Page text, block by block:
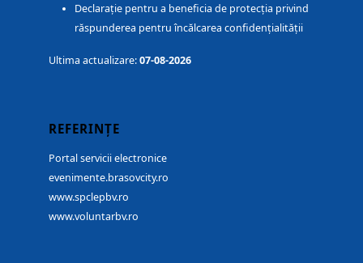
Declarație pentru a beneficia de protecția privind
răspunderea pentru încălcarea confidențialității
Ultima actualizare:07-08-2026
REFERINȚE
Portal servicii electronice
evenimente.brasovcity.ro
www.spclepbv.ro
www.voluntarbv.ro